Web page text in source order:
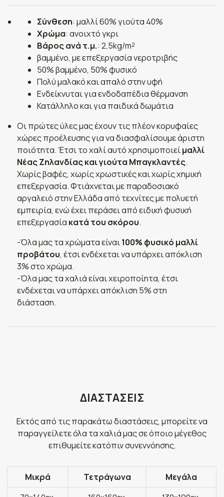
Σύνθεση: μαλλί 60% γιούτα 40%
Χρώμα: ανοιχτό γκρι
Βάρος ανά τ.μ.: 2,5kg/m²
βαμμένο, με επεξεργασία νεροτριβής
50% βαμμένο, 50% φυσικό
Πολύ μαλακό και απαλό στην υφή
Ενδείκνυται για ενδοδαπέδια θέρμανση
Κατάλληλο και για παιδικά δωμάτια
Οι πρώτες ύλες μας έχουν τις πλέον κορυφαίες
χώρες προέλευσης για να διασφαλίσουμε άριστη
ποιότητα. Έτσι το χαλί αυτό χρησιμοποιείμαλλί
Νέας Ζηλανδίας και γιούτα Μπαγκλαντές.
Χωρίς βαφές, χωρίς χρωστικές και χωρίς χημική
επεξεργασία. Φτιάχνεται με παραδοσιακό
αργαλειό στην Ελλάδα από τεχνίτες με πολυετή
εμπειρία, ενώ έχει περάσει από ειδική φυσική
επεξεργασία κατά του σκόρου.
-Όλα μας τα χρώματα είναι100% φυσικό μαλλί
προβάτου, έτσι ενδέχεται να υπάρχει απόκλιση
3% στο χρώμα.
-Όλα μας τα χαλιά είναι χειροποίητα, έτσι
ενδέχεται να υπάρχει απόκλιση 5% στη
διάσταση.
ΔΙΑΣΤΑΣΕΙΣ
Εκτός από τις παρακάτω διαστάσεις, μπορείτε να
παραγγείλετε όλα τα χαλιά μας σε όποιο μέγεθος
επιθυμείτε κατόπιν συνεννόησης.
Μικρά Τετράγωνα
Μεγάλα